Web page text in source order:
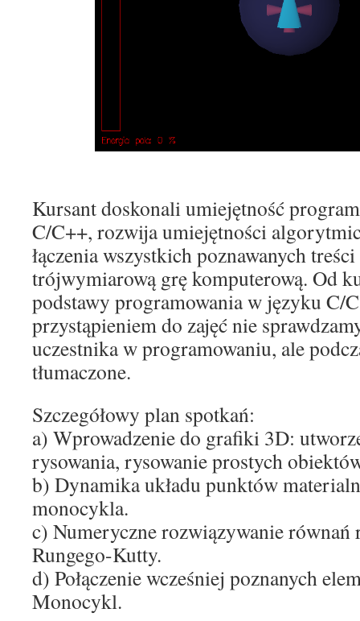
Kursant doskonali umiejętność
C/C++, rozwija umiejętności
łączenia wszystkich poznawanych
trójwymiarową grę komputerową. Od
podstawy programowania w języku C/
przystąpieniem do zajęć nie
uczestnika w programowaniu, ale
tłumaczone.
Szczegółowy plan spotkań:
a) Wprowadzenie do grafiki 3D:
rysowania, rysowanie prostych
b) Dynamika układu punktów
monocykla.
c) Numeryczne rozwiązywanie równań
Rungego-Kutty.
d) Połączenie wcześniej poznanych
Monocykl.